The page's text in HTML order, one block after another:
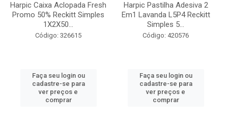
Harpic Caixa Aclopada Fresh
Promo 50% Reckitt Simples
1X2X50...
Código: 326615
Faça seu login ou
cadastre-se para
ver preços e
comprar
Harpic Pastilha Adesiva 2
Em1 Lavanda L5P4 Reckitt
Simples 5...
Código: 420576
Faça seu login ou
cadastre-se para
ver preços e
comprar